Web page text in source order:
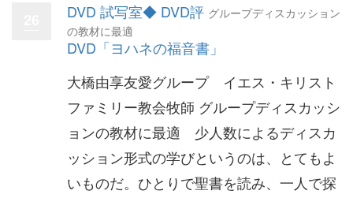
DVD 試写室◆ DVD評 グループディスカッション
の教材に最適
DVD「ヨハネの福音書」
大橋由享友愛グループ イエス・キリスト
ファミリー教会牧師 グループディスカッシ
ョンの教材に最適 少人数によるディスカ
ッション形式の学びというのは、とてもよ
いものだ。ひとりで聖書を読み、一人で探